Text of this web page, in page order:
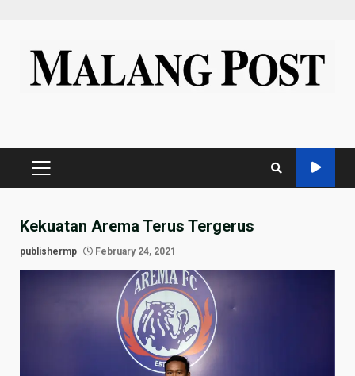
content
PRIMARY
Kekuatan Arema Terus Tergerus
publishermp February 24, 2021